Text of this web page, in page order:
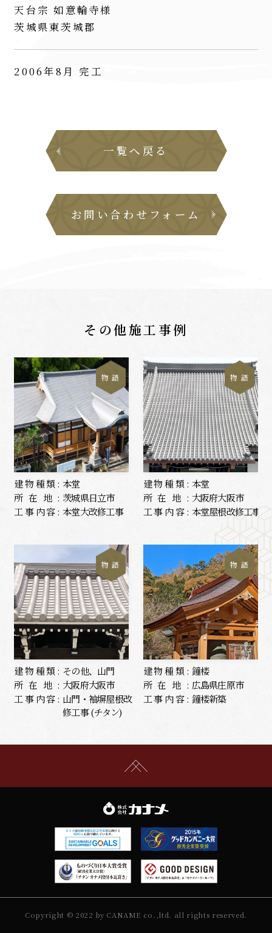
天台宗 如意輪寺様
茨城県東茨城郡
2006年8月 完工
一覧へ戻る
お問い合わせフォーム
その他施工事例
物 語
建物種類: 本堂
所在地: 茨城県日立市
工事内容: 本堂大改修工事
物 語
建物種類: 本堂
所在地: 大阪府大阪市
工事内容: 本堂屋根改修工事
物 語
建物種類: その他、山門
所在地: 大阪府大阪市
工事内容: 山門・袖塀屋根改
修工事 (チタン)
物 語
建物種類: 鐘楼
所在地: 広島県庄原市
工事内容: 鐘楼新築
Copyright © 2022 by CANAME co.,ltd. all rights reserved.